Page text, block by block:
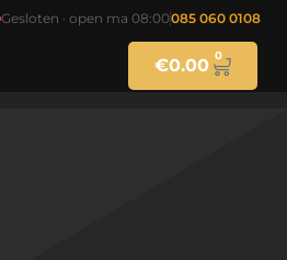
Gesloten · open ma 08:00085 060 0108
€0.00 0